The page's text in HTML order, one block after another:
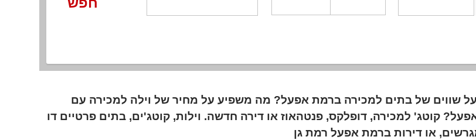
שווים של בתים למכירה ברמת אפעל? מה משפיע על מחיר של וילה למכירה עם
קוטג' למכירה, דופלקס, פנטהאוז או דירה חדשה. וילות, קוטג'ים, בתים פרטיים דו